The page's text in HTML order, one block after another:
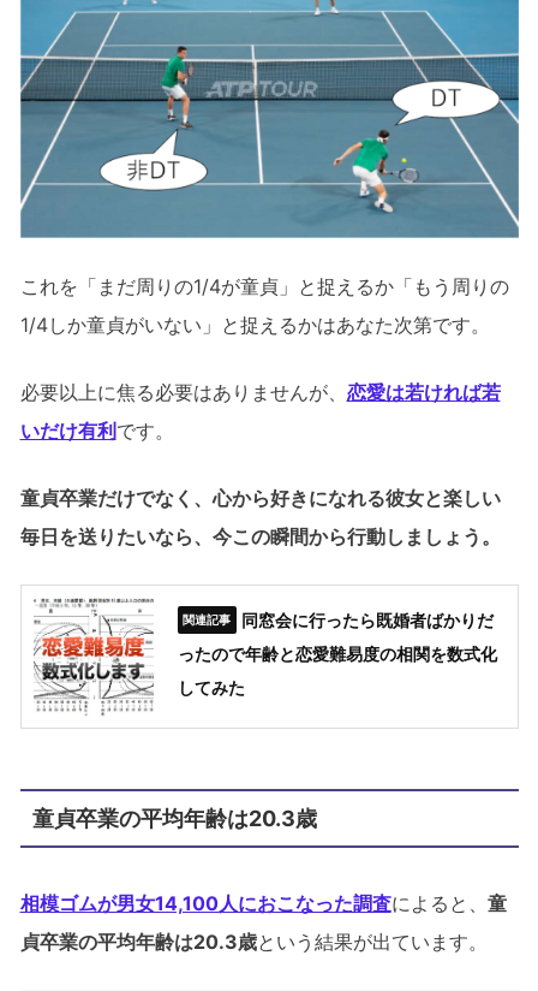
これを「まだ周りの1/4が童貞」と捉えるか「もう周りの
1/4しか童貞がいない」と捉えるかはあなた次第です。
必要以上に焦る必要はありませんが、 恋愛は若ければ若
いだけ有利 です。
童貞卒業だけでなく、心から好きになれる彼女と楽しい
毎日を送りたいなら、今この瞬間から行動しましょう。
同窓会に行ったら既婚者ばかりだ
ったので年齢と恋愛難易度の相関を数式化
してみた
童貞卒業の平均年齢は20.3歳
相模ゴムが男女14,100人におこなった調査によると、 童
貞卒業の平均年齢は20.3歳という結果が出ています。